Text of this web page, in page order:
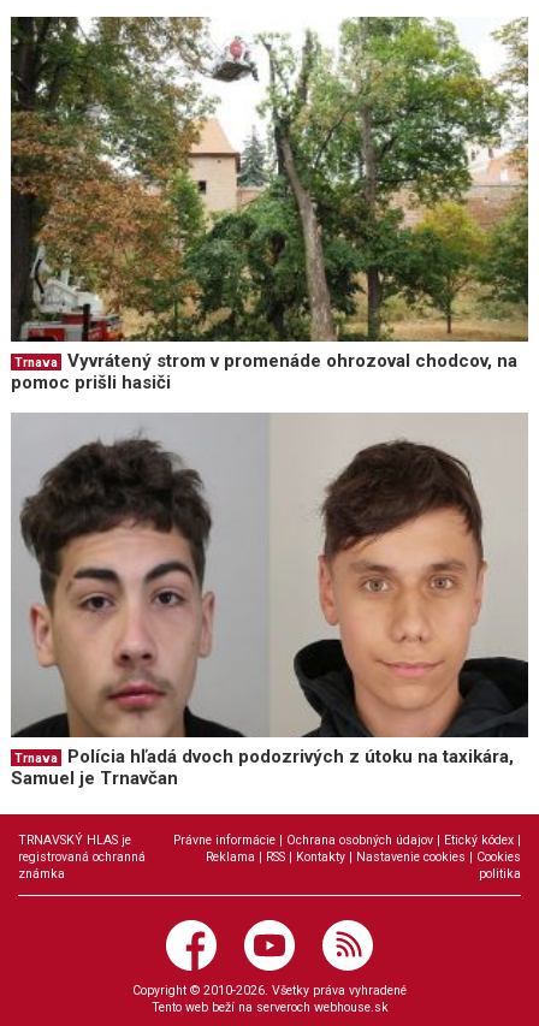
Trnava
Vyvrátený strom v promenáde ohrozoval chodcov, na
pomoc prišli hasiči
Trnava
Polícia hľadá dvoch podozrivých z útoku na taxikára,
Samuel je Trnavčan
TRNAVSKÝ HLAS je
registrovaná ochranná
známka
Právne informácie | Ochrana osobných údajov | Etický kódex |
Reklama | RSS | Kontakty | Nastavenie cookies | Cookies
politika
Copyright © 2010-2026. Všetky práva vyhradené
Tento web beží na serveroch webhouse.sk